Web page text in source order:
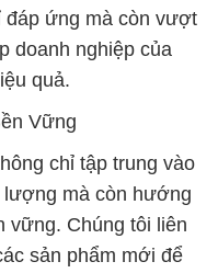
đáp ứng mà còn vượt
doanh nghiệp của
quả.
Vững
chỉ tập trung vào
lượng mà còn hướng
vững. Chúng tôi liên
sản phẩm mới để